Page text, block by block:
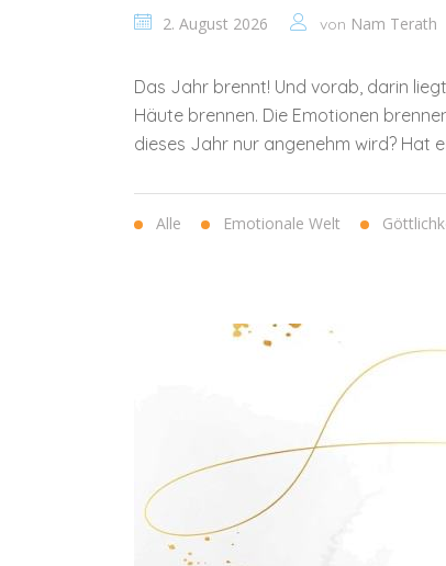
2. August 2026 von Nam Terath
Das Jahr brennt! Und vorab, darin
Häute brennen. Die Emotionen
dieses Jahr nur angenehm wird? Hat
Alle Emotionale Welt